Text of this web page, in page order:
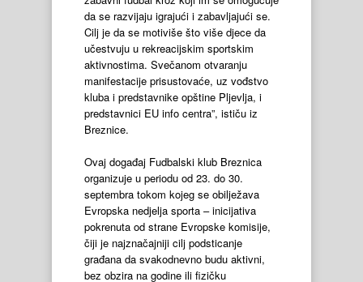
da se razvijaju igrajući i zabavljajući se.
Cilj je da se motiviše što više djece da
učestvuju u rekreacijskim sportskim
aktivnostima. Svečanom otvaranju
manifestacije prisustovaće, uz vođstvo
kluba i predstavnike opštine Pljevlja, i
predstavnici EU info centra”, ističu iz
Breznice.
Ovaj događaj Fudbalski klub Breznica
organizuje u periodu od 23. do 30.
septembra tokom kojeg se obilježava
Evropska nedjelja sporta – inicijativa
pokrenuta od strane Evropske komisije,
čiji je najznačajniji cilj podsticanje
građana da svakodnevno budu aktivni,
bez obzira na godine ili fizičku